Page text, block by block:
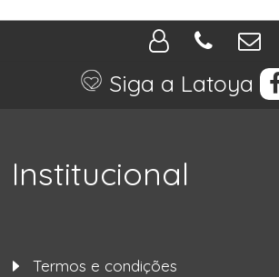
Siga a Latoya
Institucional
Termos e condições